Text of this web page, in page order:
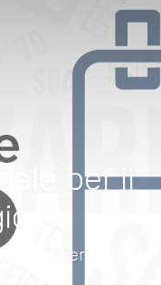
per il
per tutte le